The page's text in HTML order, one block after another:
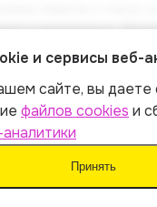
Полный текст
в расширенной
Оплатить
и сервисы веб-
сайте, вы даете
файлов cookies и
Принять